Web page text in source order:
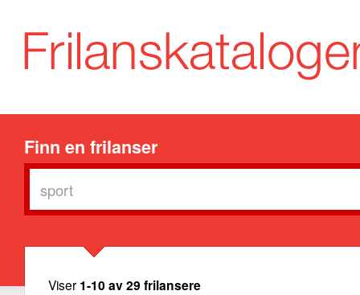
Finn en frilanser
Viser 1-10 av 29 frilansere